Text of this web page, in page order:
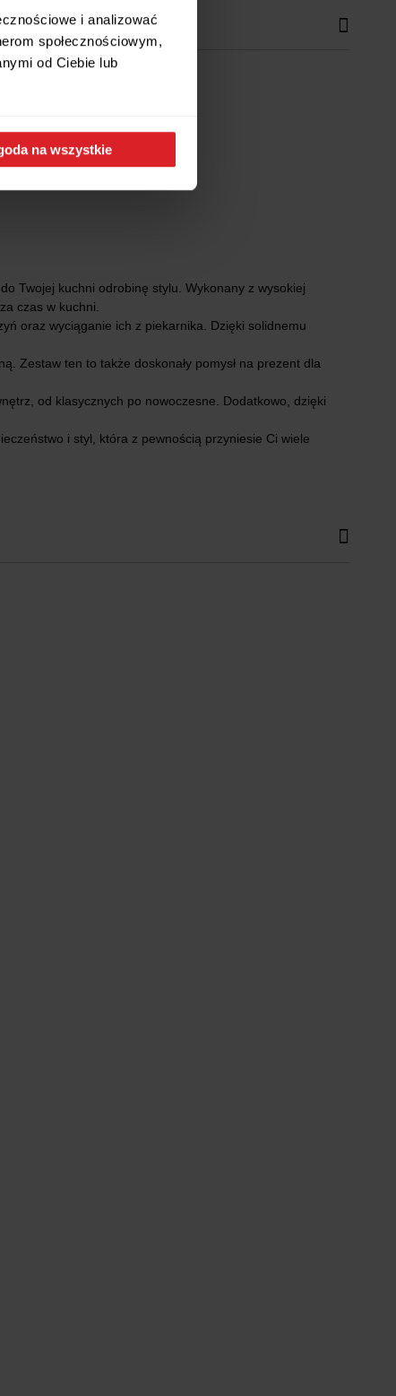
i analizować
społecznościowym,
od Ciebie lub
na wszystkie
Twojej kuchni odrobinę stylu. Wykonany z wysokiej
czas w kuchni.
oraz wyciąganie ich z piekarnika. Dzięki solidnemu
Zestaw ten to także doskonały pomysł na prezent dla
od klasycznych po nowoczesne. Dodatkowo, dzięki
i styl, która z pewnością przyniesie Ci wiele